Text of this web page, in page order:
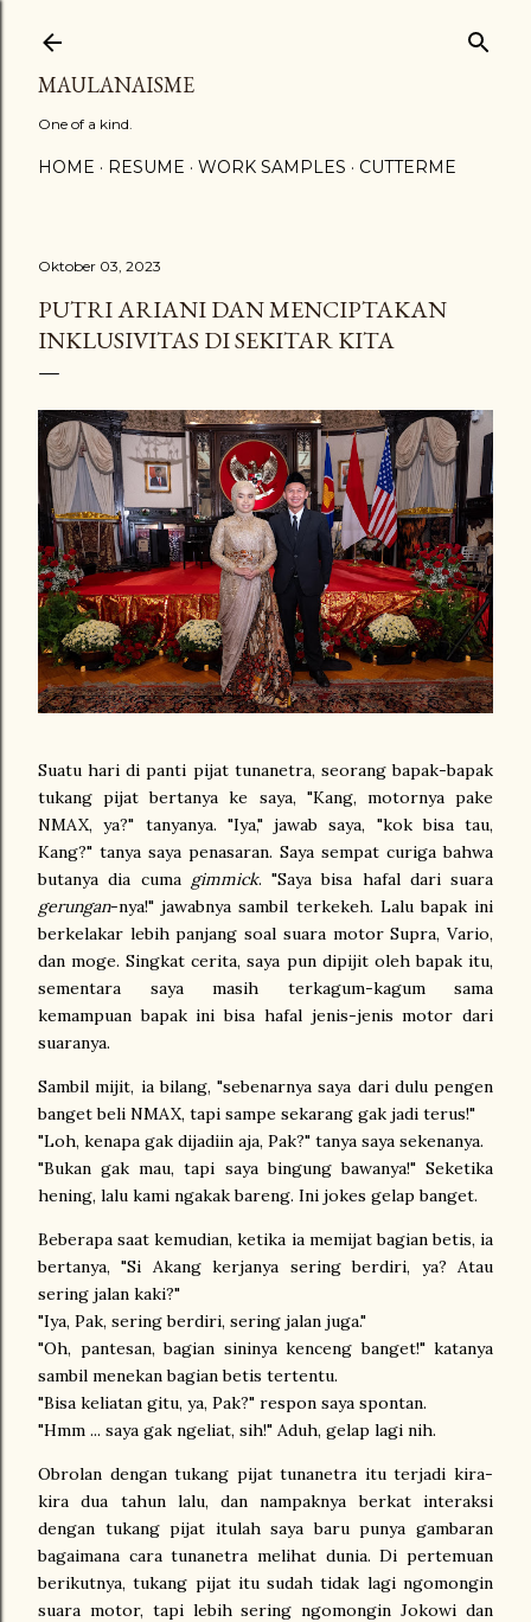
MAULANAISME
One of a kind.
HOME RESUME WORK SAMPLES CUTTERME
Oktober 03, 2023
PUTRI ARIANI DAN MENCIPTAKAN
INKLUSIVITAS DI SEKITAR KITA
Suatu hari di panti pijat tunanetra, seorang bapak-bapak
tukang pijat bertanya ke saya, "Kang, motornya pake
NMAX, ya?" tanyanya. "Iya," jawab saya, "kok bisa tau,
Kang?" tanya saya penasaran. Saya sempat curiga bahwa
butanya dia cumagimmick. "Saya bisa hafal dari suara
gerungan-nya!" jawabnya sambil terkekeh. Lalu bapak ini
berkelakar lebih panjang soal suara motor Supra, Vario,
dan moge. Singkat cerita, saya pun dipijit oleh bapak itu,
sementara saya masih terkagum-kagum sama
kemampuan bapak ini bisa hafal jenis-jenis motor dari
suaranya.
Sambil mijit, ia bilang, "sebenarnya saya dari dulu pengen
banget beli NMAX, tapi sampe sekarang gak jadi terus!"
"Loh, kenapa gak dijadiin aja, Pak?" tanya saya sekenanya.
"Bukan gak mau, tapi saya bingung bawanya!" Seketika
hening, lalu kami ngakak bareng. Ini jokes gelap banget.
Beberapa saat kemudian, ketika ia memijat bagian betis, ia
bertanya, "Si Akang kerjanya sering berdiri, ya? Atau
sering jalan kaki?"
"Iya, Pak, sering berdiri, sering jalan juga."
"Oh, pantesan, bagian sininya kenceng banget!" katanya
sambil menekan bagian betis tertentu.
"Bisa keliatan gitu, ya, Pak?" respon saya spontan.
"Hmm ... saya gak ngeliat, sih!" Aduh, gelap lagi nih.
Obrolan dengan tukang pijat tunanetra itu terjadi kira-
kira dua tahun lalu, dan nampaknya berkat interaksi
dengan tukang pijat itulah saya baru punya gambaran
bagaimana cara tunanetra melihat dunia. Di pertemuan
berikutnya, tukang pijat itu sudah tidak lagi ngomongin
suara motor, tapi lebih sering ngomongin Jokowi dan